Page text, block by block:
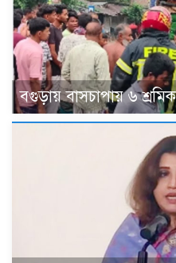
বগুড়ায় বাসচাপায় ৬